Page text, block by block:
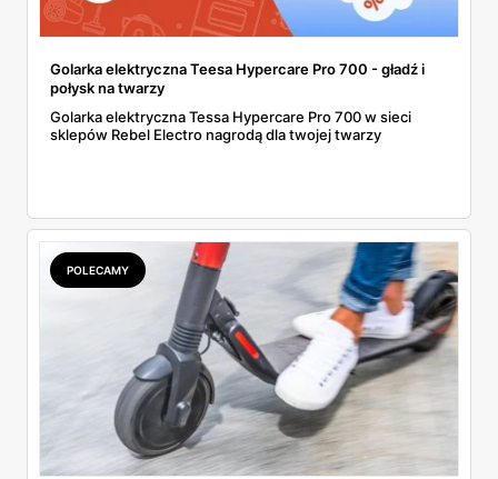
Golarka elektryczna Teesa Hypercare Pro 700 - gładź i
połysk na twarzy
Golarka elektryczna Tessa Hypercare Pro 700 w sieci
sklepów Rebel Electro nagrodą dla twojej twarzy
POLECAMY